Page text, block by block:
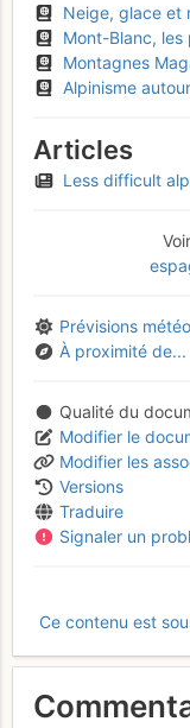
Neige, glace et
Mont-Blanc, les
Montagnes
Alpinisme
Articles
Less difficult
Prévisions
À proximité de...
Qualité du
Modifier le
Modifier les
Versions
Traduire
Signaler un
Ce contenu est